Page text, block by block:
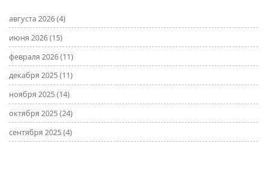
августа 2026(4)
июня 2026(15)
февраля 2026(11)
декабря 2025(11)
ноября 2025(14)
октября 2025(24)
сентября 2025(4)